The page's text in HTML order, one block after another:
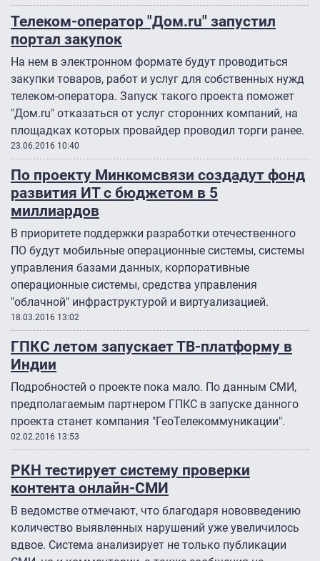
Телеком-оператор "Дом.ru" запустил
портал закупок
На нем в электронном формате будут проводиться
закупки товаров, работ и услуг для собственных нужд
телеком-оператора. Запуск такого проекта поможет
"Дом.ru" отказаться от услуг сторонних компаний, на
площадках которых провайдер проводил торги ранее.
23.06.2016 10:40
По проекту Минкомсвязи создадут фонд
развития ИТ с бюджетом в 5
миллиардов
В приоритете поддержки разработки отечественного
ПО будут мобильные операционные системы, системы
управления базами данных, корпоративные
операционные системы, средства управления
"облачной" инфраструктурой и виртуализацией.
18.03.2016 13:02
ГПКС летом запускает ТВ-платформу в
Индии
Подробностей о проекте пока мало. По данным СМИ,
предполагаемым партнером ГПКС в запуске данного
проекта станет компания "ГеоТелекоммуникации".
02.02.2016 13:53
РКН тестирует систему проверки
контента онлайн-СМИ
В ведомстве отмечают, что благодаря нововведению
количество выявленных нарушений уже увеличилось
вдвое. Система анализирует не только публикации